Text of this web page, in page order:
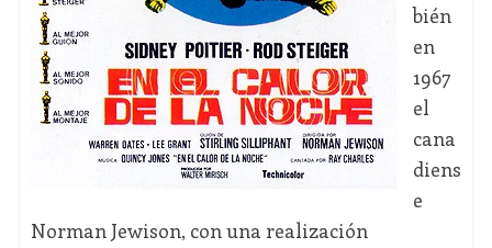
bién
en
1967
el
cana
diens
e
Norman Jewison, con una realización